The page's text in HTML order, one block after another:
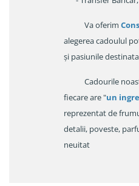
Va oferim
alegerea cadoulul
și pasiunile
Cadourile
fiecare are "un
reprezentat de
detalii, poveste,
neuitat